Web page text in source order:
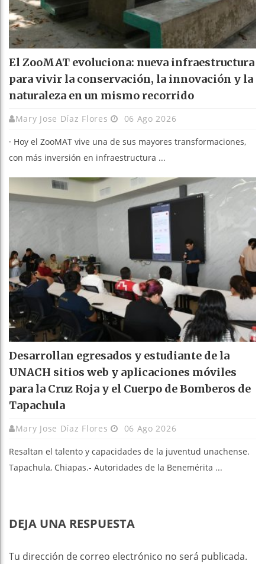
El ZooMAT evoluciona: nueva infraestructura
para vivir la conservación, la innovación y la
naturaleza en un mismo recorrido
Mary Jose Díaz Flores 06 Ago 2026
· Hoy el ZooMAT vive una de sus mayores transformaciones,
con más inversión en infraestructura ...
Desarrollan egresados y estudiante de la
UNACH sitios web y aplicaciones móviles
para la Cruz Roja y el Cuerpo de Bomberos de
Tapachula
Mary Jose Díaz Flores 06 Ago 2026
Resaltan el talento y capacidades de la juventud unachense.
Tapachula, Chiapas.- Autoridades de la Benemérita ...
DEJA UNA RESPUESTA
Tu dirección de correo electrónico no será publicada.